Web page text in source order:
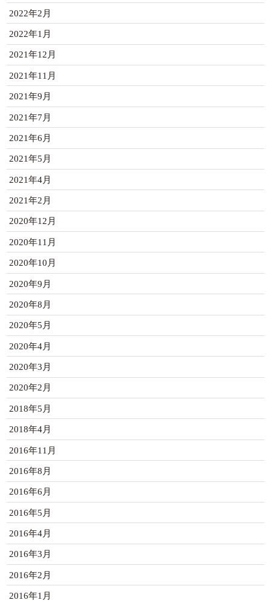
2022年2月
2022年1月
2021年12月
2021年11月
2021年9月
2021年7月
2021年6月
2021年5月
2021年4月
2021年2月
2020年12月
2020年11月
2020年10月
2020年9月
2020年8月
2020年5月
2020年4月
2020年3月
2020年2月
2018年5月
2018年4月
2016年11月
2016年8月
2016年6月
2016年5月
2016年4月
2016年3月
2016年2月
2016年1月